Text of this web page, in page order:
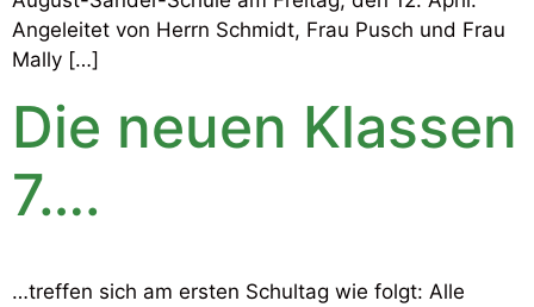
Angeleitet von Herrn Schmidt, Frau Pusch und Frau
Mally […]
Die neuen Klassen
7….
…treffen sich am ersten Schultag wie folgt: Alle